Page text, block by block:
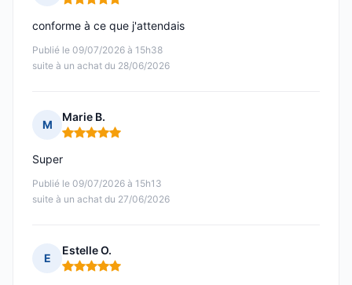
Note : 5 sur 5
Publié le 09/07/2026 à 15h38
suite à un achat du 28/06/2026
conforme à ce que j'attendais
M
Marie B.
Note : 5 sur 5
Publié le 09/07/2026 à 15h13
suite à un achat du 27/06/2026
Super
E
Estelle O.
Note : 5 sur 5